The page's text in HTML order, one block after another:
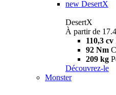
new DesertX
DesertX
À partir de
110,3 cv
92 Nm
209 kg
Découvrez-le
Monster